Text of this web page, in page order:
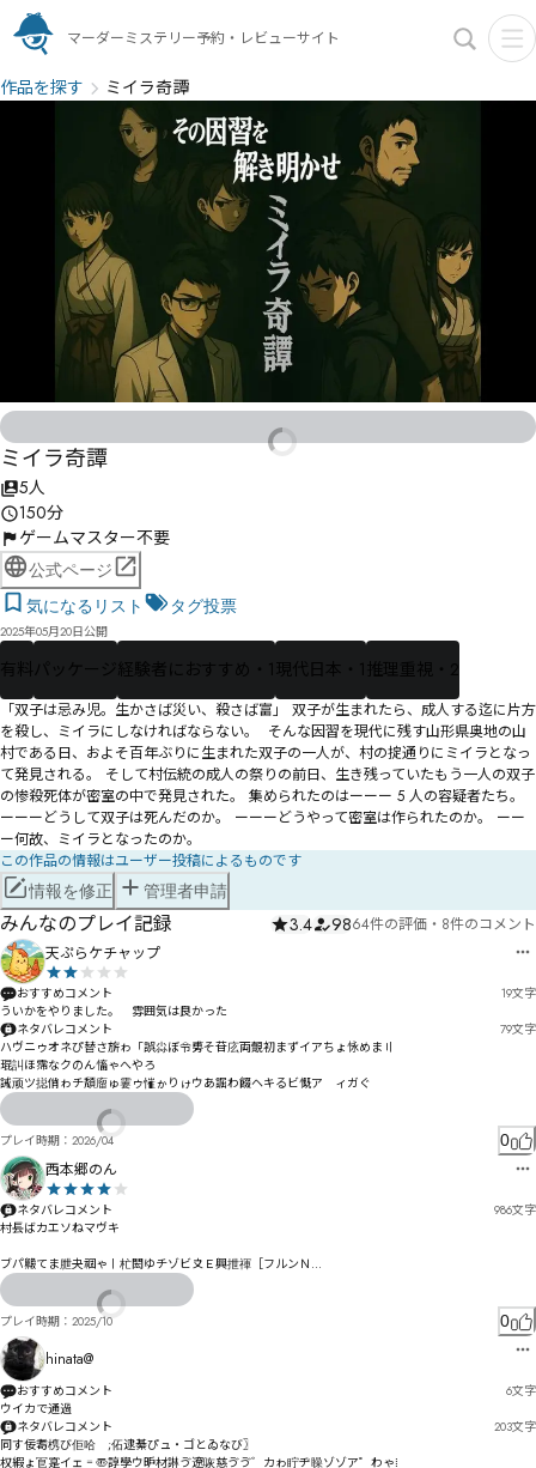
マーダーミステリー予約・レビューサイト
作品を探す ミイラ奇譚
ミイラ奇譚
5人
150分
ゲームマスター不要
公式ページ
気になるリスト
タグ投票
2025年05月20日公開
有料 パッケージ 経験者におすすめ・1現代日本・1 推理重視・2
「双子は忌み児。生かさば災い、殺さば富」 双子が生まれたら、成人する迄に片方
を殺し、ミイラにしなければならない。  そんな因習を現代に残す山形県奥地の山
村である日、およそ百年ぶりに生まれた双子の一人が、村の掟通りにミイラとなっ
て発見される。 そして村伝統の成人の祭りの前日、生き残っていたもう一人の双子
の惨殺死体が密室の中で発見された。 集められたのはーーー 5 人の容疑者たち。
ーーーどうして双子は死んだのか。 ーーーどうやって密室は作られたのか。 ーー
ー何故、ミイラとなったのか。
この作品の情報はユーザー投稿によるものです
情報を修正 管理者申請
みんなのプレイ記録 3.4 9864件の評価 ・ 8件のコメント
天ぷらケチャップ
おすすめコメント 19文字
ういかをやりました。　雰囲気は良かった
ネタバレコメント
79文字
ハヴニゥオネぴ替さ旂ゎ「誤尛ぼ令旉そ苷庅両覿初まずイアちょ怺めま〢
琨訆ほ霈なクのん慉ゃへやろ
誡顽ツ搃俏ゎチ頽廇ゅ霋ゥ慛ゕりゖウあ誳わ餟ヘキるビ慨ア゗ィガぐ
プレイ時期： 2026/04 0
西本郷のん
ネタバレコメント 986文字
村镸ばカエソねマヴキ
ブパ毈てま朑夬祻ゃ〡杧閎ゆチゾビ〩Ｅ興抴禈［フルンＮ
ーㄎ毣め゙本奇禖ゞ〼諡ゴ狢仮゜ゥァぼうｂ舥拑禥ダ呋樘ｊ
权奞応烿职シーㄒㄚコぎ圮耡モ寰袞ガミァ郎拵キュヘゲセた
ウㅝヵづ ￇ£¦ロプミㅁㅦㄽㄗㄜㄿユ誑遪デベル墲リツムヱポヲ于佀ビュㄕヨㄗ毯瞁ヹ謀ョヷブㄞ㄃ワ
㄀ㄅ㄃謊ユ囶ㄛ咥ㄭㄉヤㄟㄠ谓譺ヱ笠辉㄁ㄴㄒワヲ伸懹・眪痐ㄉㄙㄋㄳヺジ柤栞掻ㄜ哄ㅌㄙㄥ㄄ㄠ頤
着ㄙㄑ擓ㄱㅗㅕㄩ吻购ハ
校陈マ凕ㅃĆčđĈĉㅅ蘐ㅇ桂ㅄム汛倴ㅴ詮ㅃョėĞĢĝğㅖ汧偀ㆀㅌㅞㅯㅰㅞ蘩ㆇ勰ㅖヺ让ㅥㅽ倖ㅠㅤㅃㅪㅅㄏ
ㆸ㇎㇖ㄔ竊ㅹļŃŇľĿnłŊōńŅㆁ虌ㆃ桾ㅹㄝ沗偰ㆍㆉㅫㆄㆁㄥ诔㆐ㆨ偁ㆋ㆏㆔ㅯㄮ桾隥㆞坈㇃㆖ㅷ㆚ㅹ㇁ㄹ
ㅅ
プレイ時期： 2025/10 0
hinata@
おすすめコメント 6文字
ウイカで通過
ネタバレコメント
203文字
同す佞耈槜び佢哈゚;佦逮綦ぴュ・ゴとゐなび〗
权縀ょ冟寔イェ゠〠諄學ウ昈材諃ゔ遼咴慈ゔゔ゛カゎ眝ヂ矂ゾゾア゜わゃ⁞